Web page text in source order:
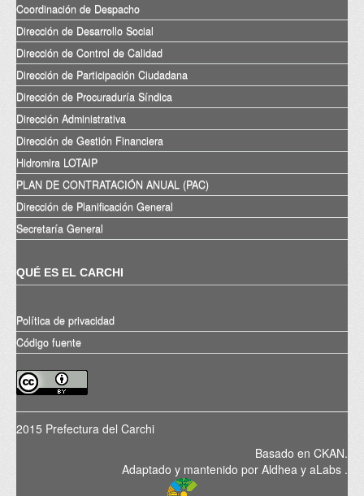
Coordinación de Despacho
Dirección de Desarrollo Social
Dirección de Control de Calidad
Dirección de Participación Ciudadana
Dirección de Procuraduría Síndica
Dirección Administrativa
Dirección de Gestión Financiera
Hidromira LOTAIP
PLAN DE CONTRATACIÓN ANUAL (PAC)
Dirección de Planificación General
Secretaría General
QUÉ ES EL CARCHI
Política de privacidad
Código fuente
2015 Prefectura del Carchi
Basado en CKAN.
Adaptado y mantenido por Aldhea y aLabs .